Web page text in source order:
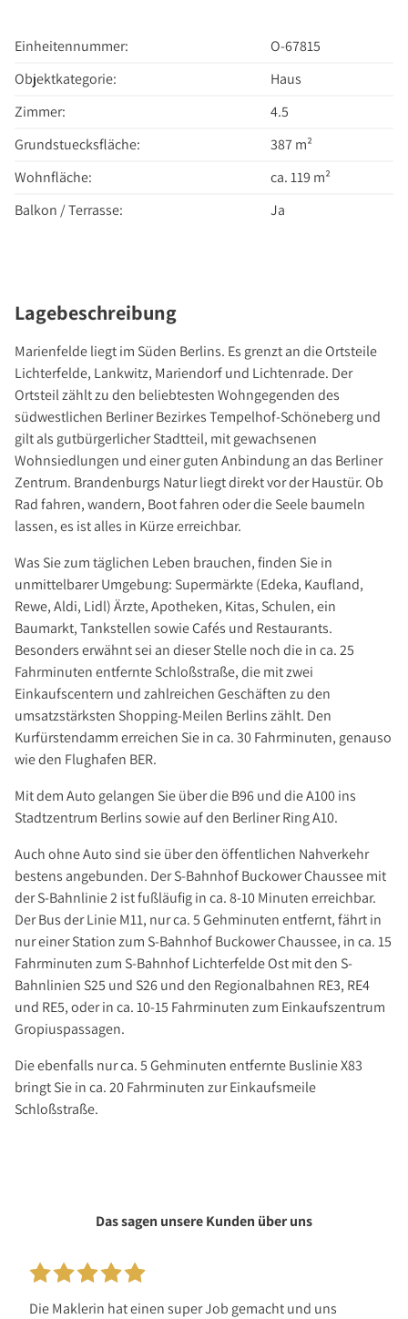
Ratgeber
Über Uns
Unternehmen
Team
Kundenbewertungen
Stellenangebote
Einheitennummer:
O-67815
Objektkategorie:
Haus
Zimmer:
4.5
Grundstuecksfläche:
387 m²
Wohnfläche:
ca. 119 m²
Balkon / Terrasse:
Ja
Lagebeschreibung
Marienfelde liegt im Süden Berlins. Es grenzt an die Ortsteile
Lichterfelde, Lankwitz, Mariendorf und Lichtenrade. Der
Ortsteil zählt zu den beliebtesten Wohngegenden des
südwestlichen Berliner Bezirkes Tempelhof-Schöneberg und
gilt als gutbürgerlicher Stadtteil, mit gewachsenen
Wohnsiedlungen und einer guten Anbindung an das Berliner
Zentrum. Brandenburgs Natur liegt direkt vor der Haustür. Ob
Rad fahren, wandern, Boot fahren oder die Seele baumeln
lassen, es ist alles in Kürze erreichbar.
Was Sie zum täglichen Leben brauchen, finden Sie in
unmittelbarer Umgebung: Supermärkte (Edeka, Kaufland,
Rewe, Aldi, Lidl) Ärzte, Apotheken, Kitas, Schulen, ein
Baumarkt, Tankstellen sowie Cafés und Restaurants.
Besonders erwähnt sei an dieser Stelle noch die in ca. 25
Fahrminuten entfernte Schloßstraße, die mit zwei
Einkaufscentern und zahlreichen Geschäften zu den
umsatzstärksten Shopping-Meilen Berlins zählt. Den
Kurfürstendamm erreichen Sie in ca. 30 Fahrminuten, genauso
wie den Flughafen BER.
Mit dem Auto gelangen Sie über die B96 und die A100 ins
Stadtzentrum Berlins sowie auf den Berliner Ring A10.
Auch ohne Auto sind sie über den öffentlichen Nahverkehr
bestens angebunden. Der S-Bahnhof Buckower Chaussee mit
der S-Bahnlinie 2 ist fußläufig in ca. 8-10 Minuten erreichbar.
Der Bus der Linie M11, nur ca. 5 Gehminuten entfernt, fährt in
nur einer Station zum S-Bahnhof Buckower Chaussee, in ca. 15
Fahrminuten zum S-Bahnhof Lichterfelde Ost mit den S-
Bahnlinien S25 und S26 und den Regionalbahnen RE3, RE4
und RE5, oder in ca. 10-15 Fahrminuten zum Einkaufszentrum
Gropiuspassagen.
Die ebenfalls nur ca. 5 Gehminuten entfernte Buslinie X83
bringt Sie in ca. 20 Fahrminuten zur Einkaufsmeile
Schloßstraße.
Das sagen unsere Kunden über uns
Die Maklerin hat einen super Job gemacht und uns